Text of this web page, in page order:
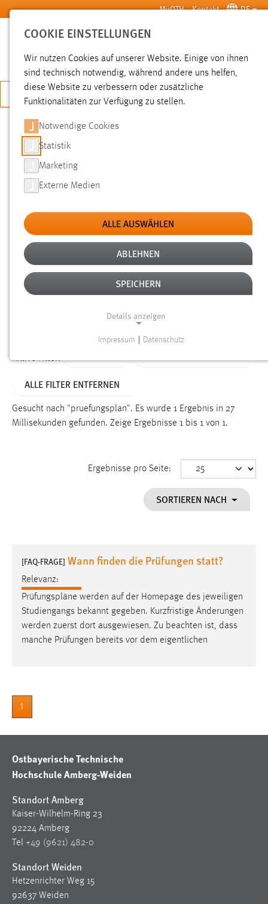
Zum Hauptinhalt springen MyOTH Kontakt DE
SUCHE
JETZT BEWERBEN
SUCHE
FILTER
Typ
Erstellungsdatum
Alter
Aktive Filter:
ALLE FILTER ENTFERNEN
Gesucht nach "pruefungsplan". Es wurde 1 Ergebnis in 27
Millisekunden gefunden. Zeige Ergebnisse 1 bis 1 von 1.
Ergebnisse pro Seite:
SORTIEREN NACH
[FAQ-FRAGE] Wann finden die Prüfungen statt?
Relevanz:
Prüfungspläne werden auf der Homepage des jeweiligen
Studiengangs bekannt gegeben. Kurzfristige Änderungen
werden zuerst dort ausgewiesen. Zu beachten ist, dass
manche Prüfungen bereits vor dem eigentlichen
1
Ostbayerische Technische
Hochschule Amberg-Weiden
Standort Amberg
Kaiser-Wilhelm-Ring 23
92224 Amberg
Tel +49 (9621) 482-0
Standort Weiden
Hetzenrichter Weg 15
92637 Weiden
COOKIE EINSTELLUNGEN
Wir nutzen Cookies auf unserer Website. Einige von ihnen
sind technisch notwendig, während andere uns helfen,
diese Website zu verbessern oder zusätzliche
Funktionalitäten zur Verfügung zu stellen.
Notwendige Cookies
Statistik
Marketing
Externe Medien
ALLE AUSWÄHLEN
ABLEHNEN
SPEICHERN
Details anzeigen
Funktionen und sind für die einwandfreie Funktion der
Einverständnis
cookie_consent
Dieser Cookie speichert die ausgewählten Einverständnis-
Performance
Name:
Zweck:
Zweck:
Das Cookie speichert die gewählte Sprache der Website.
Cookie Laufzeit:
30 Tage
Chat
Name:
MibewSessionID, MIBEW_UserID, mibew_locale, mibew-
chat-frame-style-5e9dbeb1811c0446
Impressum Datenschutz